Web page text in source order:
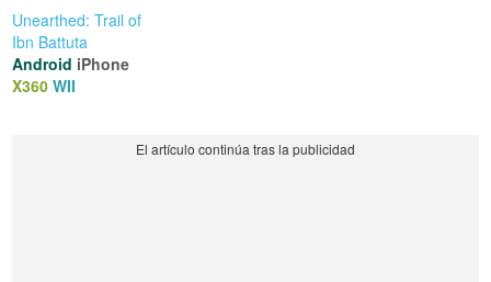
Unearthed: Trail of
Ibn Battuta
Android iPhone
X360 WII